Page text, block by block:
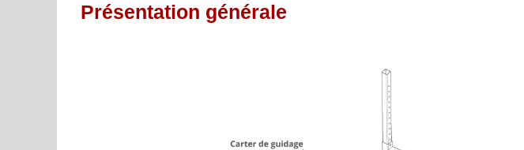
Présentation générale